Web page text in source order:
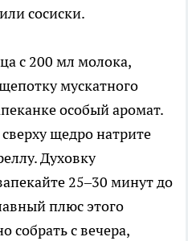
сосиски.
с 200 мл молока,
мускатного
особый аромат.
щедро натрите
Духовку
25–30 минут до
плюс этого
с вечера,